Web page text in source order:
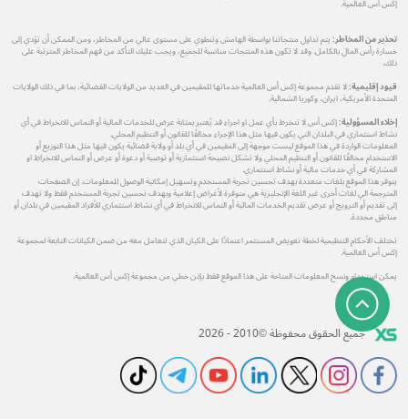
إكس أس العالمية.
تحذير من المخاطر:يتم تداول منتجاتنا بواسطة الهامش وتنطوي على مستوى عالي من المخاطر، ومن الممكن أن تؤدي إلى
خسارة رأس المال بالكامل. وقد لا تكون هذه المنتجات مناسبة للجميع، ويجب عليك التأكد من فهم المخاطر المترتبة على
ذلك.
قيود إقليمية:لا تقدم مجموعة إكس أس العالمية خدماتها للمقيمين في العديد من الولايات القضائية، بما في ذلك الولايات
المتحدة الأمريكية، ايران، وكوريا الشمالية.
إخلاء المسؤولية:إكس أس لا تنخرط بأي عمل او اجراء قد يُعتبر بمثابة عرض للخدمات المالية أو التماس للانخراط في أي
نشاط استثماري في البلدان التي يكون فيها مثل هذا الإجراء مخالفًا للقانون أو التنظيم المحلي.
المعلومات الواردة في هذا الموقع ليست موجهة إلى المقيمين في أي بلد أو ولاية قضائية يكون فيها مثل هذا التوزيع أو
الاستخدام مخالفًا للقانون أو التنظيم المحلي ولا تشكل نصيحة استثمارية أو توصية أو دعوة أو عرض أو التماس للانخراط او
المشاركة في أي خدمات مالية أو نشاط استثماري.
يتوفر هذا الموقع بلغات متعددة بهدف تحسين تجربة المستخدم وتسهيل إمكانية الوصول للمعلومات. إن الصفحات
المترجمة الي لغات أخرى غير اللغة الإنجليزية هي متوفرة لأغراض إعلامية وبهدف تحسين تجربة المستخدم فقط ولا تهدف
إلى تقديم أو الترويج أو عرض تقديم الخدمات المالية أو التماس للانخراط في أي نشاط استثماري للأفراد المقيمين في بلدان أو
مناطق محددة.
تختلف الأحكام التنظيمية لخطة تعويض المستثمر اعتمادًا على الكيان الذي تتعامل معه من ضمن الكيانات التابعة لمجموعة
إكس أس العالمية.
يمكن استخدام ونسخ المعلومات المتاحة على هذا الموقع فقط بإذن خطي من مجموعة إكس أس العالمية.
جميع الحقوق محفوظة ©2010 - 2026